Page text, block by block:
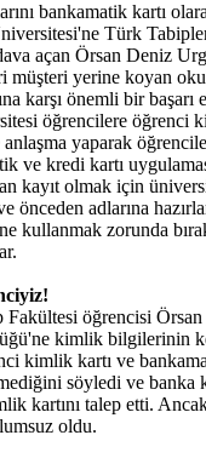
bankamatik kartı
Türk
açan Örsan Deniz
müşteri yerine koyan
karşı önemli bir
öğrencilere öğrenci
yaparak
ve kredi kartı
kayıt olmak için
önceden adlarına
kullanmak zorunda
Fakültesi öğrencisi
kimlik bilgilerinin
kimlik kartı ve
söyledi ve banka
kartını talep etti.
oldu.